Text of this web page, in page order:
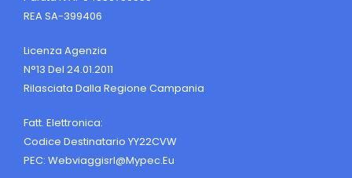
REA SA-399406
Licenza Agenzia
N°13 Del 24.01.2011
Rilasciata Dalla Regione Campania
Fatt. Elettronica:
Codice Destinatario YY22CVW
PEC: Webviaggisrl@mypec.eu